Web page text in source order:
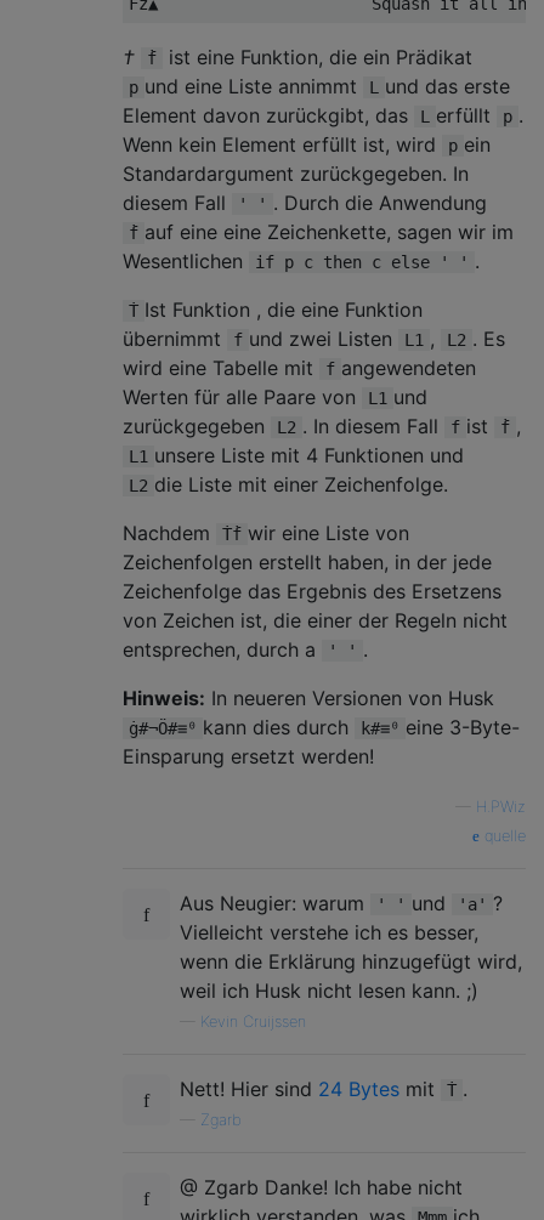
† ḟ ist eine Funktion, die ein Prädikat
p und eine Liste annimmt L
und das erste
Element davon zurückgibt, das
L erfüllt p .
Wenn kein Element erfüllt ist, wird
p ein
Standardargument zurückgegeben. In
diesem Fall
' ' . Durch die Anwendung
ḟ auf eine eine Zeichenkette, sagen wir im
Wesentlichen
if p c then c else ' ' .
Ṫ Ist Funktion , die eine Funktion
übernimmt
f und zwei Listen L1 , L2 . Es
wird eine Tabelle mit
f angewendeten
Werten für alle Paare von
L1 und
zurückgegeben
L2 . In diesem Fall f ist ḟ ,
L1 unsere Liste mit 4 Funktionen und
L2 die Liste mit einer Zeichenfolge.
Nachdem
Ṫḟ wir eine Liste von
Zeichenfolgen erstellt haben, in der jede
Zeichenfolge das Ergebnis des Ersetzens
von Zeichen ist, die einer der Regeln nicht
entsprechen, durch a
' ' .
Hinweis: In neueren Versionen von Husk
ġ#¬Ö#≡⁰ kann dies durch k#≡⁰ eine 3-Byte-
Einsparung ersetzt werden!
H.PWiz
quelle
Aus Neugier: warum ' ' und 'a' ?
Vielleicht verstehe ich es besser,
wenn die Erklärung hinzugefügt wird,
weil ich Husk nicht lesen kann. ;)
Kevin Cruijssen
Nett! Hier sind 24 Bytes mit Ṫ .
Zgarb
@ Zgarb Danke! Ich habe nicht